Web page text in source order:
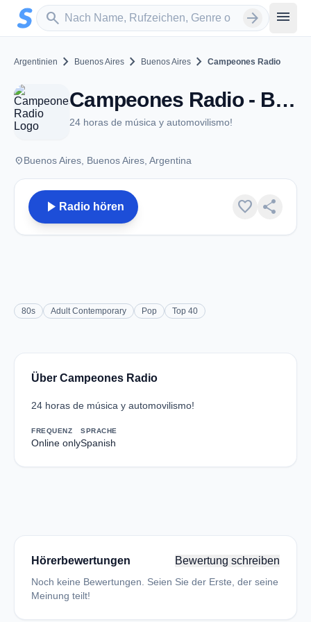
Zum Hauptinhalt springen
search
Sender suchen arrow_forward menu
Argentinien chevron_right Buenos Aires chevron_right Buenos Aires chevron_right Campeones Radio
Campeones Radio - Buenos Aires
24 horas de música y automovilismo!
placeBuenos Aires, Buenos Aires, Argentina
play_arrow Radio hören favorite share
80s Adult Contemporary Pop Top 40
Über Campeones Radio
24 horas de música y automovilismo!
FREQUENZ
Online only
SPRACHE
Spanish
Hörerbewertungen Bewertung schreiben
Noch keine Bewertungen. Seien Sie der Erste, der seine
Meinung teilt!